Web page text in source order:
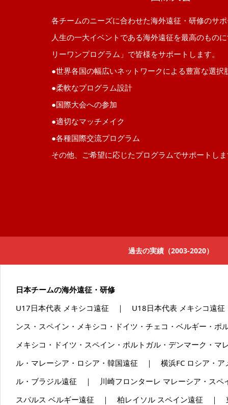
各チームのニーズに合わせた海外遠征・研修のサ
人生の一大イベントである海外遠征を最高のもの
リーワンプログラム」で皆様をサポートします。
●世界各国の幅広いネットワークによる豊富な選択
●柔軟なプログラム設計
●国際大会への参加
●適切なマッチメイク
●各種国際交流プログラム
その他、ご希望に応じたプログラムでサポートし
過去の実績（2003-2020）
日本チームの海外遠征・研修
U17日本代表 メキシコ遠征 ｜ U18日本代表 メキシコ遠
ンス・スペイン・メキシコ・ドイツ・チェコ・ベルギー
メキシコ・ドイツ・スペイン・ポルトガル・デンマーク
ル・マレーシア・ロシア・韓国遠征 ｜ 横浜FC ロシア・
ル・ブラジル遠征 ｜ 川崎フロンターレ マレーシア・ス
スパルス ベルギー遠征 ｜ 柏レイソル スペイン遠征 ｜